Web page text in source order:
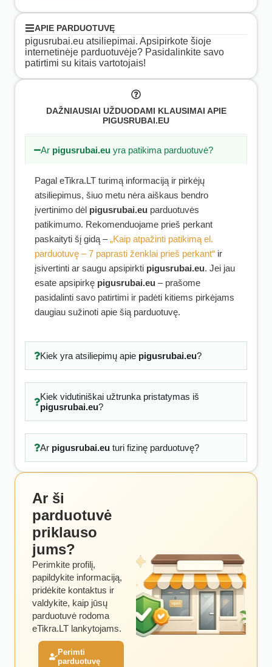
APIE PARDUOTUVĘ
pigusrubai.eu atsiliepimai. Apsipirkote šioje
internetinėje parduotuvėje? Pasidalinkite savo
patirtimi su kitais vartotojais!
DAŽNIAUSIAI UŽDUODAMI KLAUSIMAI APIE
PIGUSRUBAI.EU
Ar pigusrubai.eu yra patikima parduotuvė?
Pagal eTikra.LT turimą informaciją ir pirkėjų
atsiliepimus, šiuo metu nėra aiškaus bendro
įvertinimo dėl pigusrubai.eu parduotuvės
patikimumo. Rekomenduojame prieš perkant
paskaityti šį gidą –„Kaip atpažinti patikimą el.
parduotuvę – 7 paprasti ženklai prieš perkant“ ir
įsivertinti ar saugu apsipirkti pigusrubai.eu. Jei jau
esate apsipirkę pigusrubai.eu – prašome
pasidalinti savo patirtimi ir padėti kitiems pirkėjams
daugiau sužinoti apie šią parduotuvę.
Kiek yra atsiliepimų apie pigusrubai.eu?
Kiek vidutiniškai užtrunka pristatymas iš
pigusrubai.eu?
Ar pigusrubai.euturi fizinę parduotuvę?
Ar ši
parduotuvė
priklauso
jums?
Perimkite profilį,
papildykite informaciją,
pridėkite kontaktus ir
valdykite, kaip jūsų
parduotuvė rodoma
eTikra.LT lankytojams.
Perimti
parduotuvę